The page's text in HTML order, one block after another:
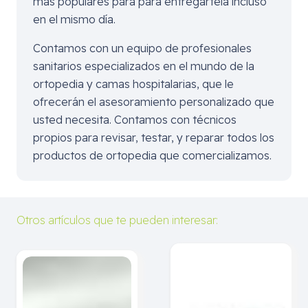
en el mismo día.
Contamos con un equipo de profesionales
sanitarios especializados en el mundo de la
ortopedia y camas hospitalarias, que le
ofrecerán el asesoramiento personalizado que
usted necesita. Contamos con técnicos
propios para revisar, testar, y reparar todos los
productos de ortopedia que comercializamos.
Otros artículos que te pueden interesar: